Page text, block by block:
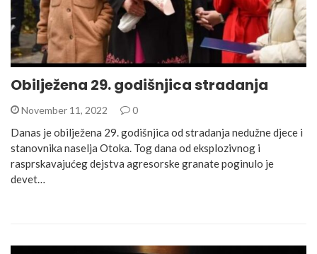
Obilježena 29. godišnjica stradanja
November 11, 2022 0
Danas je obilježena 29. godišnjica od stradanja nedužne djece i
stanovnika naselja Otoka. Tog dana od eksplozivnog i
rasprskavajućeg dejstva agresorske granate poginulo je
devet…